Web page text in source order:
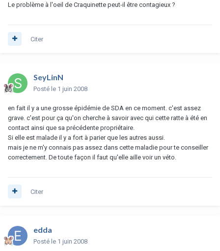
Le problème à l'oeil de Craquinette peut-il être contagieux ?
Citer
SeyLinN
Posté le 1 juin 2008
en fait il y a une grosse épidémie de SDA en ce moment. c'est assez
grave. c'est pour ça qu'on cherche à savoir avec qui cette ratte à été en
contact ainsi que sa précédente propriétaire.
Si elle est malade il y a fort à parier que les autres aussi.
mais je ne m'y connais pas assez dans cette maladie pour te conseiller
correctement. De toute façon il faut qu'elle aille voir un véto.
Citer
edda
Posté le 1 juin 2008